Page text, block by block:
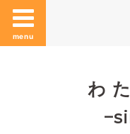
menu
わ